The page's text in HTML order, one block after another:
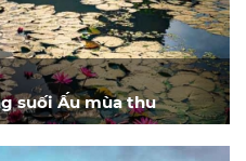
suối Ấu mùa thu